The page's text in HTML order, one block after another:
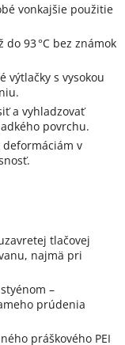
vonkajšie použitie
93 °C bez známok
výtlačky s vysokou
a vyhladzovať
povrchu.
v
tlačovej
najmä pri
–
prúdenia
práškového PEI